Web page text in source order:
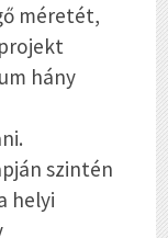
méretét,
hány
szintén
helyi